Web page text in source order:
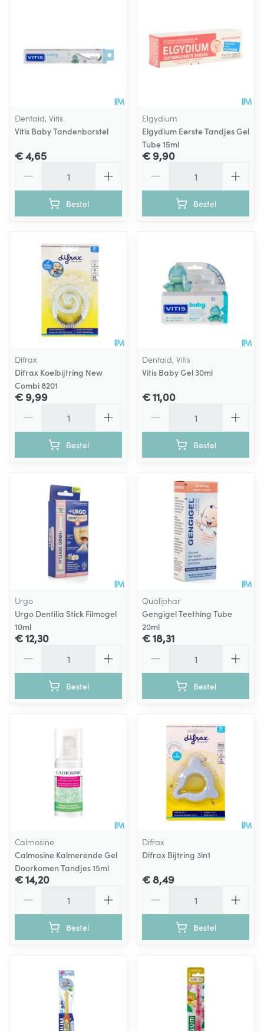
Dentaid, Vitis
Vitis Baby Tandenborstel
€ 4,65
Bestel
Elgydium
Elgydium Eerste Tandjes Gel
Tube 15ml
€ 9,90
Bestel
Difrax
Difrax Koelbijtring New
Combi 8201
€ 9,99
Bestel
Dentaid, Vitis
Vitis Baby Gel 30ml
€ 11,00
Bestel
Urgo
Urgo Dentilia Stick Filmogel
10ml
€ 12,30
Bestel
Qualiphar
Gengigel Teething Tube
20ml
€ 18,31
Bestel
Calmosine
Calmosine Kalmerende Gel
Doorkomen Tandjes 15ml
€ 14,20
Bestel
Difrax
Difrax Bijtring 3in1
€ 8,49
Bestel